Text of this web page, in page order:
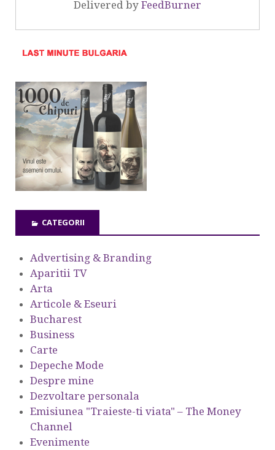
Delivered by FeedBurner
CATEGORII
Advertising & Branding
Aparitii TV
Arta
Articole & Eseuri
Bucharest
Business
Carte
Depeche Mode
Despre mine
Dezvoltare personala
Emisiunea "Traieste-ti viata" – The Money
Channel
Evenimente